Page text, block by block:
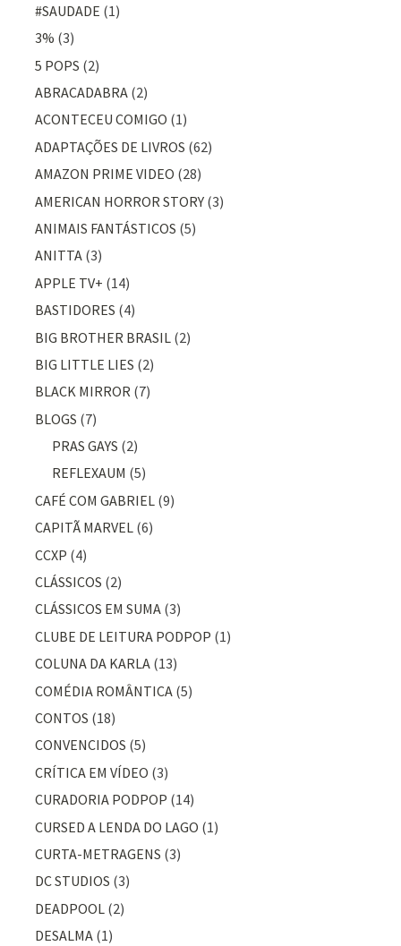
#SAUDADE (1)
3% (3)
5 POPS (2)
ABRACADABRA (2)
ACONTECEU COMIGO (1)
ADAPTAÇÕES DE LIVROS (62)
AMAZON PRIME VIDEO (28)
AMERICAN HORROR STORY (3)
ANIMAIS FANTÁSTICOS (5)
ANITTA (3)
APPLE TV+ (14)
BASTIDORES (4)
BIG BROTHER BRASIL (2)
BIG LITTLE LIES (2)
BLACK MIRROR (7)
BLOGS (7)
PRAS GAYS (2)
REFLEXAUM (5)
CAFÉ COM GABRIEL (9)
CAPITÃ MARVEL (6)
CCXP (4)
CLÁSSICOS (2)
CLÁSSICOS EM SUMA (3)
CLUBE DE LEITURA PODPOP (1)
COLUNA DA KARLA (13)
COMÉDIA ROMÂNTICA (5)
CONTOS (18)
CONVENCIDOS (5)
CRÍTICA EM VÍDEO (3)
CURADORIA PODPOP (14)
CURSED A LENDA DO LAGO (1)
CURTA-METRAGENS (3)
DC STUDIOS (3)
DEADPOOL (2)
DESALMA (1)